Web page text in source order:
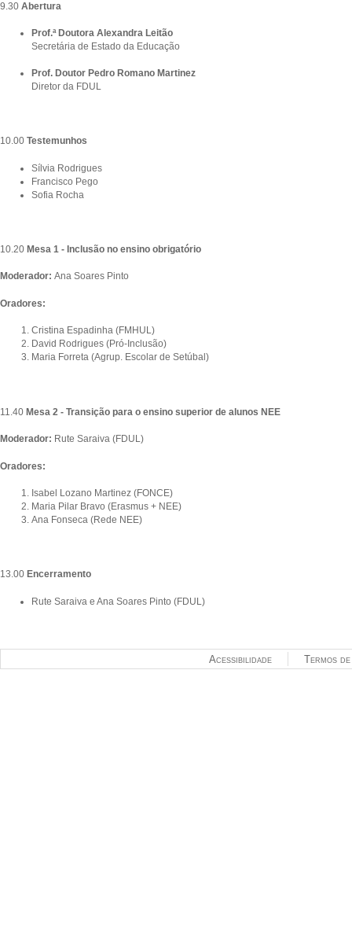
9.30 Abertura
Prof.ª Doutora Alexandra Leitão
Secretária de Estado da Educação
Prof. Doutor Pedro Romano Martinez
Diretor da FDUL
10.00 Testemunhos
Sílvia Rodrigues
Francisco Pego
Sofia Rocha
10.20 Mesa 1 - Inclusão no ensino obrigatório
Moderador: Ana Soares Pinto
Oradores:
Cristina Espadinha (FMHUL)
David Rodrigues (Pró-Inclusão)
Maria Forreta (Agrup. Escolar de Setúbal)
11.40 Mesa 2 - Transição para o ensino superior de alunos NEE
Moderador: Rute Saraiva (FDUL)
Oradores:
Isabel Lozano Martinez (FONCE)
Maria Pilar Bravo (Erasmus + NEE)
Ana Fonseca (Rede NEE)
13.00 Encerramento
Rute Saraiva e Ana Soares Pinto (FDUL)
Termos
Acessibilidade